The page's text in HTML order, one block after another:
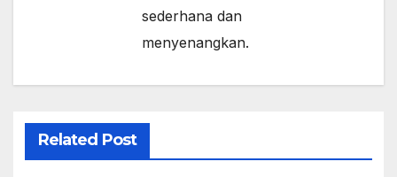
sederhana dan
menyenangkan.
Related Post